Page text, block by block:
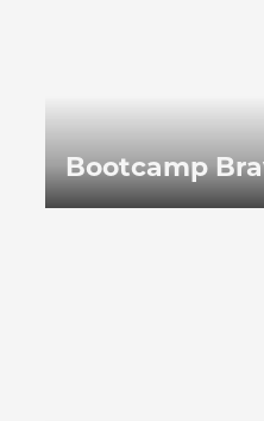
Bootcamp